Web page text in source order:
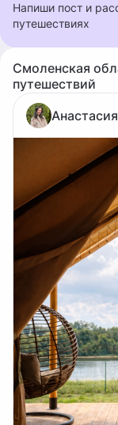
Напиши пост и
путешествиях
Смоленская
путешествий